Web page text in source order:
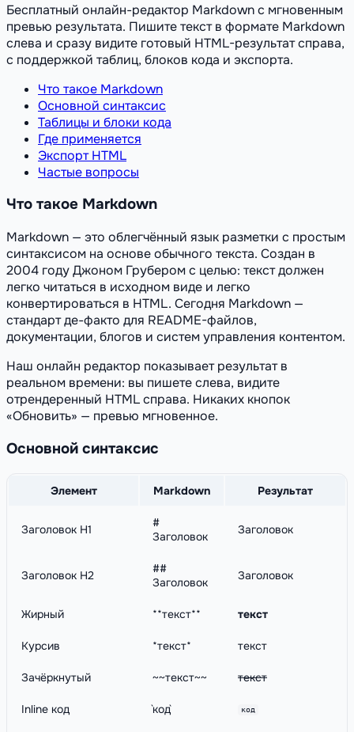
Бесплатный онлайн-редактор Markdown с мгновенным
превью результата. Пишите текст в формате Markdown
слева и сразу видите готовый HTML-результат справа,
с поддержкой таблиц, блоков кода и экспорта.
Что такое Markdown
Основной синтаксис
Таблицы и блоки кода
Где применяется
Экспорт HTML
Частые вопросы
Что такое Markdown
Markdown — это облегчённый язык разметки с простым
синтаксисом на основе обычного текста. Создан в
2004 году Джоном Грубером с целью: текст должен
легко читаться в исходном виде и легко
конвертироваться в HTML. Сегодня Markdown —
стандарт де-факто для README-файлов,
документации, блогов и систем управления контентом.
Наш онлайн редактор показывает результат в
реальном времени: вы пишете слева, видите
отрендеренный HTML справа. Никаких кнопок
«Обновить» — превью мгновенное.
Основной синтаксис
Элемент Markdown Результат
Заголовок H1
#
Заголовок
Заголовок
Заголовок H2
##
Заголовок
Заголовок
Жирный **текст** текст
Курсив *текст* текст
Зачёркнутый ~~текст~~ текст
Inline код `код` код